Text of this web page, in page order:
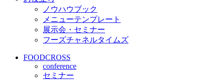
ノウハウブック
メニューテンプレート
展示会・セミナー
フーズチャネルタイムズ
FOODCROSS
conference
セミナー